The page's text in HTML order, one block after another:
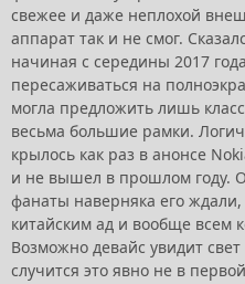
свежее и даже неплохой
аппарат так и не смог.
начиная с середины 2017
пересаживаться на
могла предложить лишь
весьма большие рамки.
крылось как раз в анонсе
и не вышел в прошлом году.
фанаты наверняка его ждали,
китайским ад и вообще всем
Возможно девайс увидит
случится это явно не в